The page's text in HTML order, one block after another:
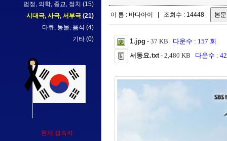
법정, 의학, 종교, 정치 (15)
시대극, 사극, 서부극 (21)
다큐, 동물, 음식 (4)
기타 (0)
현재 접속자
이 름 : 바다아이 | 조회수 : 14448
1.jpg - 37 KB 다운수 : 157 회
서동요.txt- 2,480 KB 다운수 :